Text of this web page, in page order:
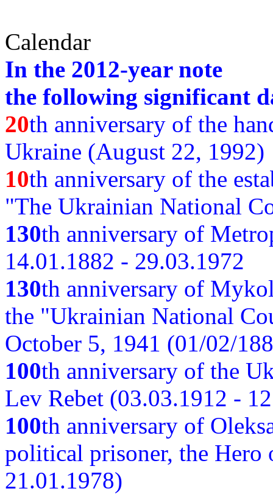
Calendar
In the 2012-year note
the following significant
20th anniversary of the
Ukraine (August 22, 1992)
10th anniversary of the
"The Ukrainian National
130th anniversary of
14.01.1882 - 29.03.1972
130th anniversary of
the "Ukrainian National
October 5, 1941 (01/02/
100th anniversary of the
Lev Rebet (03.03.1912 -
100th anniversary of
political prisoner, the
21.01.1978)